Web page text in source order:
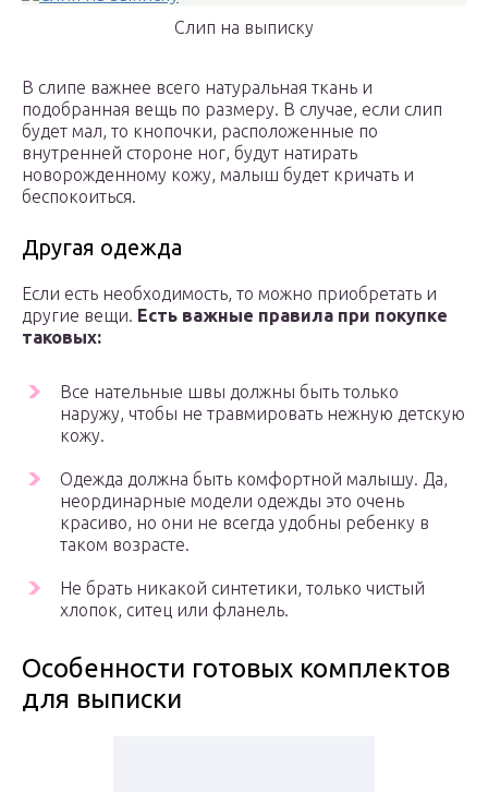
Слип на выписку
В слипе важнее всего натуральная ткань и
подобранная вещь по размеру. В случае, если слип
будет мал, то кнопочки, расположенные по
внутренней стороне ног, будут натирать
новорожденному кожу, малыш будет кричать и
беспокоиться.
Другая одежда
Если есть необходимость, то можно приобретать и
другие вещи. Есть важные правила при покупке
таковых:
Все нательные швы должны быть только
наружу, чтобы не травмировать нежную детскую
кожу.
Одежда должна быть комфортной малышу. Да,
неординарные модели одежды это очень
красиво, но они не всегда удобны ребенку в
таком возрасте.
Не брать никакой синтетики, только чистый
хлопок, ситец или фланель.
Особенности готовых комплектов
для выписки